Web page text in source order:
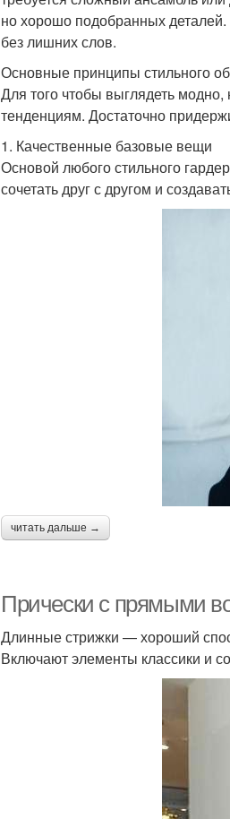
но хорошо подобранных
без лишних слов.
Основные принципы стильного
Для того чтобы выглядеть
тенденциям. Достаточно
1. Качественные базовые вещи
Основой любого стильного
сочетать друг с другом и
читать дальше →
Прически с прямыми
Длинные стрижки — хороший
Включают элементы классики и